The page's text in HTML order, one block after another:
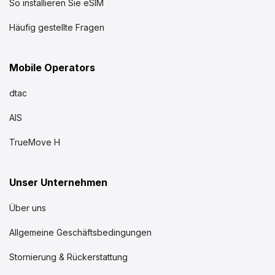
So installieren Sie eSIM
Häufig gestellte Fragen
Mobile Operators
dtac
AIS
TrueMove H
Unser Unternehmen
Über uns
Allgemeine Geschäftsbedingungen
Stornierung & Rückerstattung